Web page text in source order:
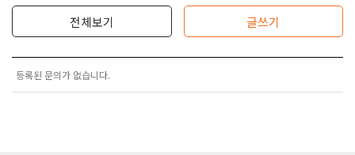
전체보기 글쓰기
등록된 문의가 없습니다.